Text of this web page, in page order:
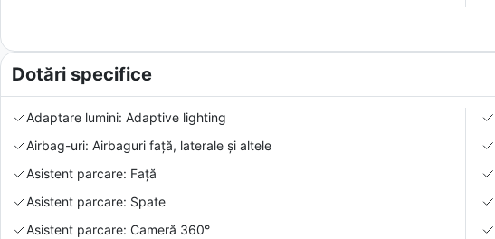
Dotări specifice
Adaptare lumini: Adaptive lighting
Airbag-uri: Airbaguri față, laterale și altele
Asistent parcare: Față
Asistent parcare: Spate
Asistent parcare: Cameră 360°